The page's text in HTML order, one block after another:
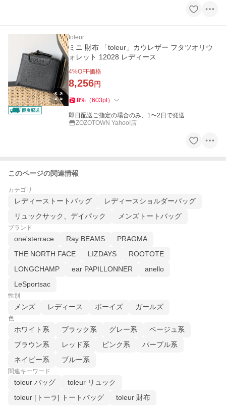
toleur
ミニ 財布 「toleur」カウレザー フタツオリウ
ォレット 12028 レディース
4%OFF価格
8,256円
8% （603pt）
即日配送ご指定の場合のみ、1〜2日で発送
ZOZOTOWN Yahoo!店
このページの関連情報
カテゴリ
レディーストートバッグ
レディースショルダーバッグ
リュックサック、デイパック
メンズトートバッグ
ブランド
one'sterrace Ray BEAMS
PRAGMA
THE NORTH FACE
LIZDAYS
ROOTOTE
LONGCHAMP
ear PAPILLONNER
anello
LeSportsac
性別
メンズ レディース ボーイズ ガールズ
色
ホワイト系 ブラック系 グレー系
ベージュ系
ブラウン系
レッド系 ピンク系
パープル系
ネイビー系
ブルー系
関連キーワード
toleur バッグ
toleur リュック
toleur [トーラ] トートバッグ
toleur 財布